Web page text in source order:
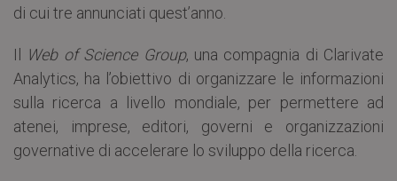
di cui tre annunciati quest’anno.
Il Web of Science Group, una compagnia di Clarivate
Analytics, ha l’obiettivo di organizzare le informazioni
sulla ricerca a livello mondiale, per permettere ad
atenei, imprese, editori, governi e organizzazioni
governative di accelerare lo sviluppo della ricerca.